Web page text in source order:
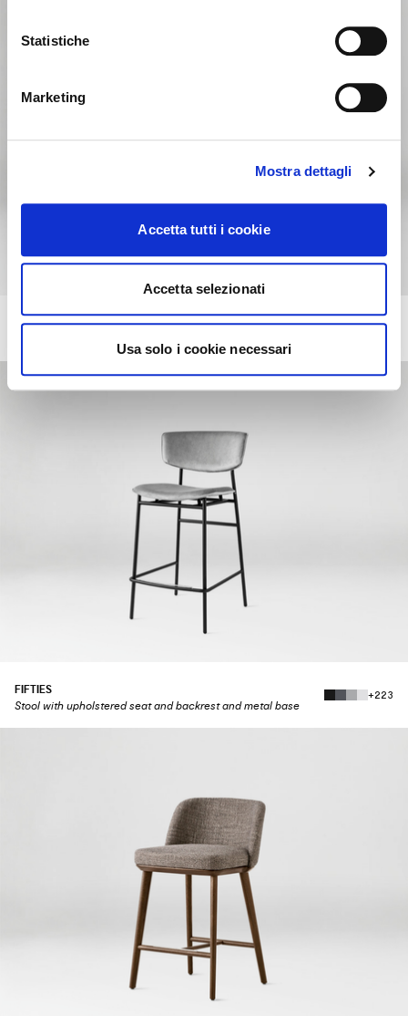
Statistiche
Marketing
Mostra dettagli
Accetta tutti i cookie
Accetta selezionati
Usa solo i cookie necessari
FIFTIES
+218
FIFTIES
Stool with upholstered seat and backrest and metal base
+223